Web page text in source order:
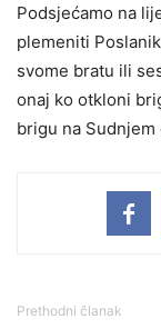
Podsjećamo na
plemeniti
svome bratu ili
onaj ko otkloni
brigu na Sudnjem
Prethodni članak